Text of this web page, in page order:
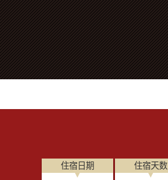
住宿日期 住宿天数